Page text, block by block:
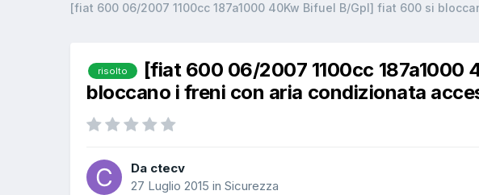
[fiat 600 06/2007 1100cc 187a1000 40Kw Bifuel B/Gpl] fiat 600 si
risolto
[fiat 600 06/2007 1100cc 187a1000
bloccano i freni con aria condizionata
Da ctecv
27 Luglio 2015 in Sicurezza